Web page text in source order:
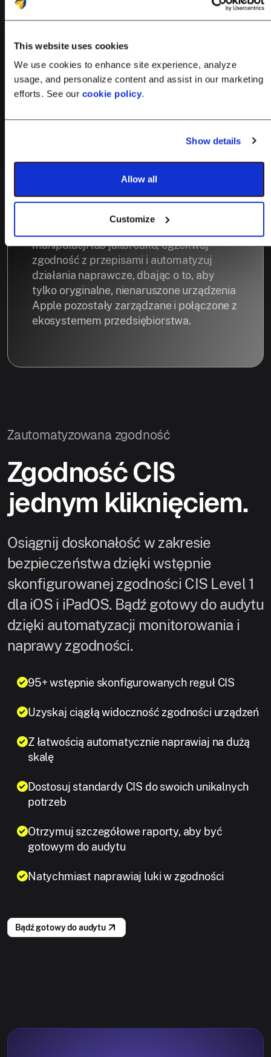
This website uses cookies
We use cookies to enhance site experience, analyze
usage, and personalize content and assist in our marketing
efforts. See our cookie policy.
Show details
Allow all
Customize
Gwarantowana
integralność
urządzeń Apple.
Wzmocnij zaufanie do swoich urządzeń
integralność sprzętu i oprogramowania
iPhone'ów, iPadów i komputerów Mac przy
użyciu struktury Managed Device
manipulacji lub jailbreaku, egzekwuj
zgodność z przepisami i automatyzuj
działania naprawcze, dbając o to, aby
tylko oryginalne, nienaruszone urządzenia
Apple pozostały zarządzane i połączone z
ekosystemem przedsiębiorstwa.
Zautomatyzowana zgodność
Zgodność CIS
jednym kliknięciem.
Osiągnij doskonałość w zakresie
bezpieczeństwa dzięki wstępnie
skonfigurowanej zgodności CIS Level 1
dla iOS i iPadOS. Bądź gotowy do audytu
dzięki automatyzacji monitorowania i
naprawy zgodności.
95+ wstępnie skonfigurowanych reguł CIS
Uzyskaj ciągłą widoczność zgodności urządzeń
Z łatwością automatycznie naprawiaj na dużą
skalę
Dostosuj standardy CIS do swoich unikalnych
potrzeb
Otrzymuj szczegółowe raporty, aby być
gotowym do audytu
Natychmiast naprawiaj luki w zgodności
Bądź gotowy do audytu